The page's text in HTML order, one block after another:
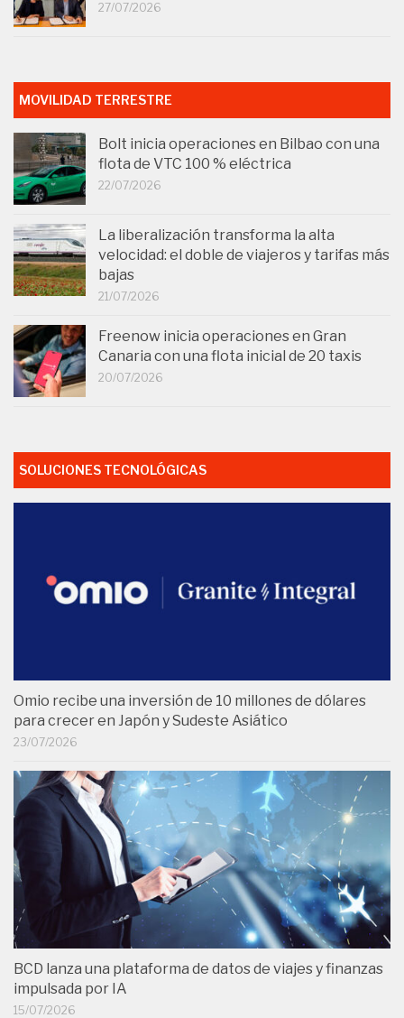
27/07/2026
MOVILIDAD TERRESTRE
Bolt inicia operaciones en Bilbao con una
flota de VTC 100 % eléctrica
22/07/2026
La liberalización transforma la alta
velocidad: el doble de viajeros y tarifas más
bajas
21/07/2026
Freenow inicia operaciones en Gran
Canaria con una flota inicial de 20 taxis
20/07/2026
SOLUCIONES TECNOLÓGICAS
Omio recibe una inversión de 10 millones de dólares
para crecer en Japón y Sudeste Asiático
23/07/2026
BCD lanza una plataforma de datos de viajes y finanzas
impulsada por IA
15/07/2026